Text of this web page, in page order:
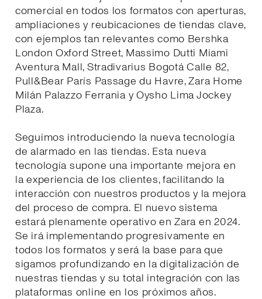
comercial en todos los formatos con aperturas,
ampliaciones y reubicaciones de tiendas clave,
con ejemplos tan relevantes como Bershka
London Oxford Street, Massimo Dutti Miami
Aventura Mall, Stradivarius Bogotá Calle 82,
Pull&Bear París Passage du Havre, Zara Home
Milán Palazzo Ferrania y Oysho Lima Jockey
Plaza.
Seguimos introduciendo la nueva tecnología
de alarmado en las tiendas. Esta nueva
tecnología supone una importante mejora en
la experiencia de los clientes, facilitando la
interacción con nuestros productos y la mejora
del proceso de compra. El nuevo sistema
estará plenamente operativo en Zara en 2024.
Se irá implementando progresivamente en
todos los formatos y será la base para que
sigamos profundizando en la digitalización de
nuestras tiendas y su total integración con las
plataformas online en los próximos años.